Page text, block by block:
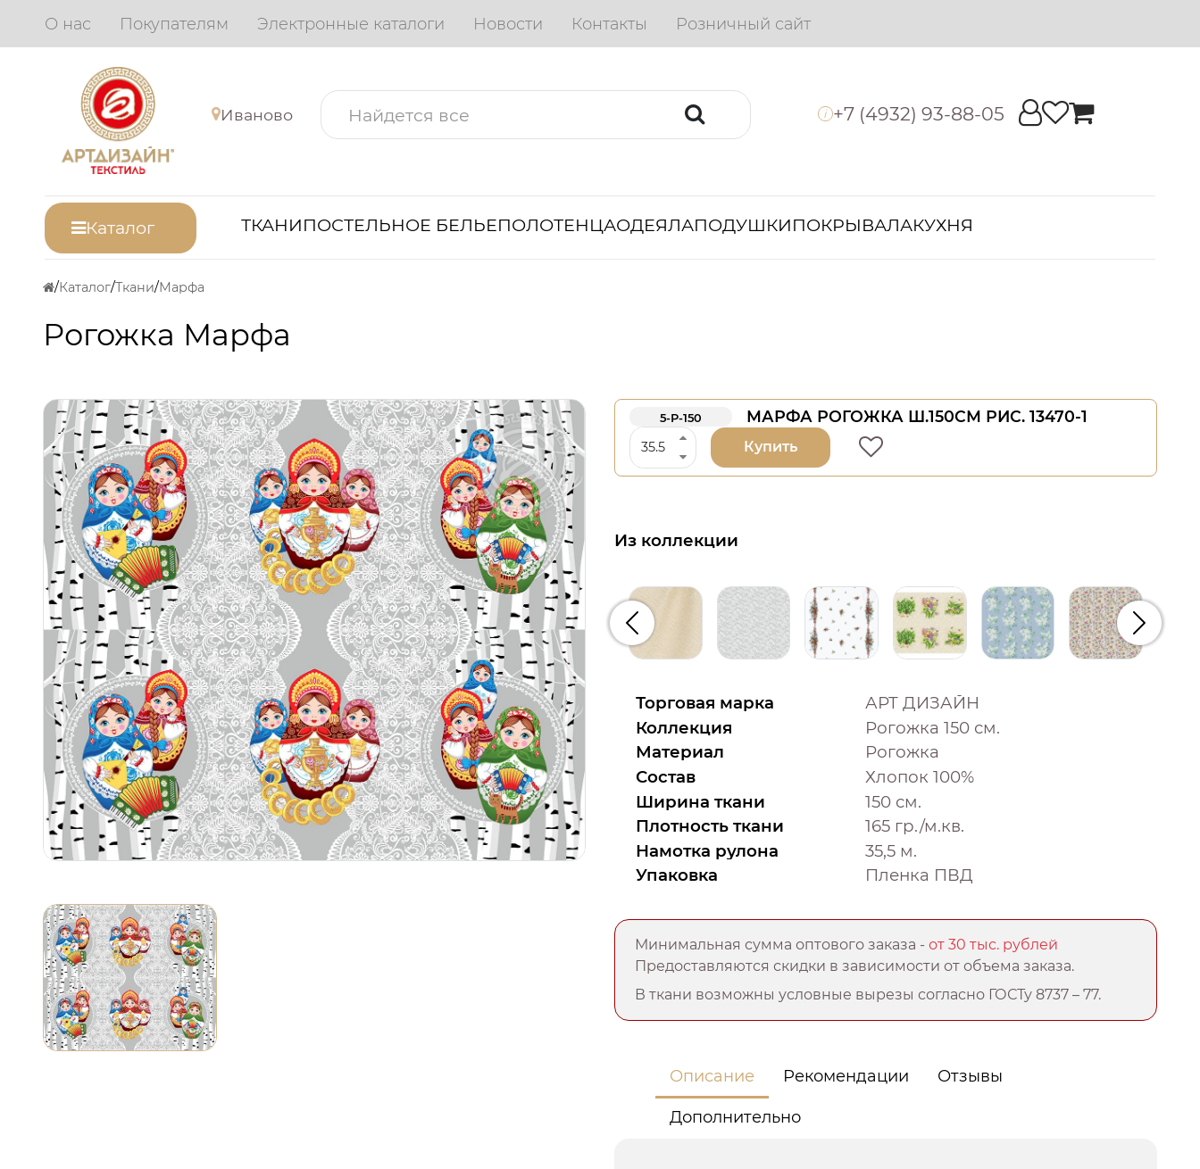
О нас Покупателям Электронные каталоги Новости Контакты Розничный сайт
Иваново i +7 (4932) 93-88-05
Каталог ТКАНИПОСТЕЛЬНОЕ БЕЛЬЕПОЛОТЕНЦАОДЕЯЛАПОДУШКИПОКРЫВАЛАКУХНЯ
Каталог Ткани Марфа
Рогожка Марфа
5-Р-150 МАРФА РОГОЖКА Ш.150СМ РИС. 13470-1
Купить
Из коллекции
Предыдущий
Торговая марка
АРТ ДИЗАЙН
Коллекция
Рогожка 150 см.
Материал
Рогожка
Состав
Хлопок 100%
Ширина ткани
150 см.
Плотность ткани
165 гр./м.кв.
Намотка рулона
35,5 м.
Упаковка
Пленка ПВД
Минимальная сумма оптового заказа -от 30 тыс. рублей
Предоставляются скидки в зависимости от объема заказа.
В ткани возможны условные вырезы согласно ГОСТу 8737 – 77.
Описание Рекомендации Отзывы
Дополнительно